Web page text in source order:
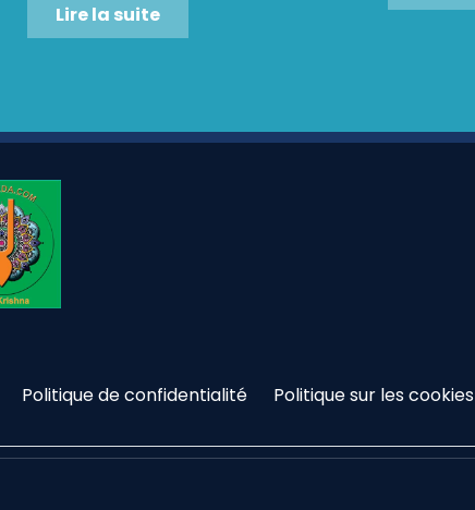
Lire la suite
Politique de confidentialité Politique sur les cookies